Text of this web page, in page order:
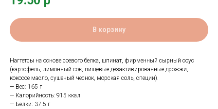
В корзину
Наггетсы на основе соевого белка, шпинат, фирменный сырный соус
(картофель, лимонный сок, пищевые дезактивированные дрожжи,
кокосое масло, сушеный чеснок, морская соль, специи).
— Вес: 165 г
— Калорийность: 915 ккал
— Белки: 37.5 г